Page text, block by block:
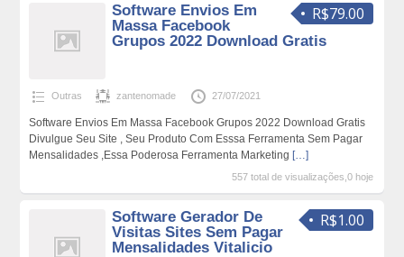
R$79.00
Software Envios Em
Massa Facebook
Grupos 2022 Download Gratis
Outras zantenomade 27/07/2021
Software Envios Em Massa Facebook Grupos 2022 Download Gratis
Divulgue Seu Site , Seu Produto Com Esssa Ferramenta Sem Pagar
Mensalidades ,Essa Poderosa Ferramenta Marketing […]
557 total de visualizações,0 hoje
R$1.00
Software Gerador De
Visitas Sites Sem Pagar
Mensalidades Vitalicio